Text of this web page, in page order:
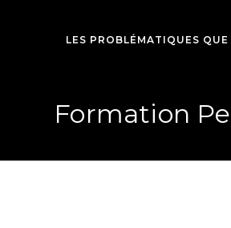
LES PROBLÉMATIQUES
Formation